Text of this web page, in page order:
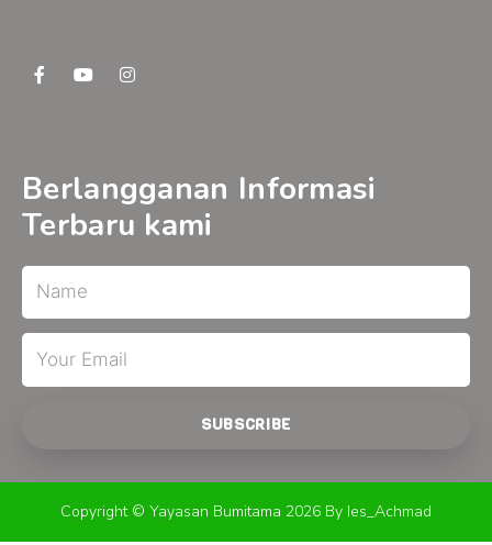
F
a
k
-
f
Y
o
I
n
a
m
Berlangganan Informasi
Terbaru kami
Name
Email
SUBSCRIBE
Copyright © Yayasan Bumitama 2026 By Ies_Achmad